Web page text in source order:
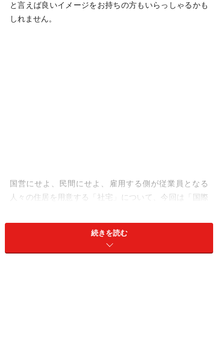
と言えば良いイメージをお持ちの方もいらっしゃるかも
しれません。
国営にせよ、民間にせよ、雇用する側が従業員となる
人々の住居を用意する「社宅」について、今回は「国際
ILOの第115号勧告によると……？
続きを読む